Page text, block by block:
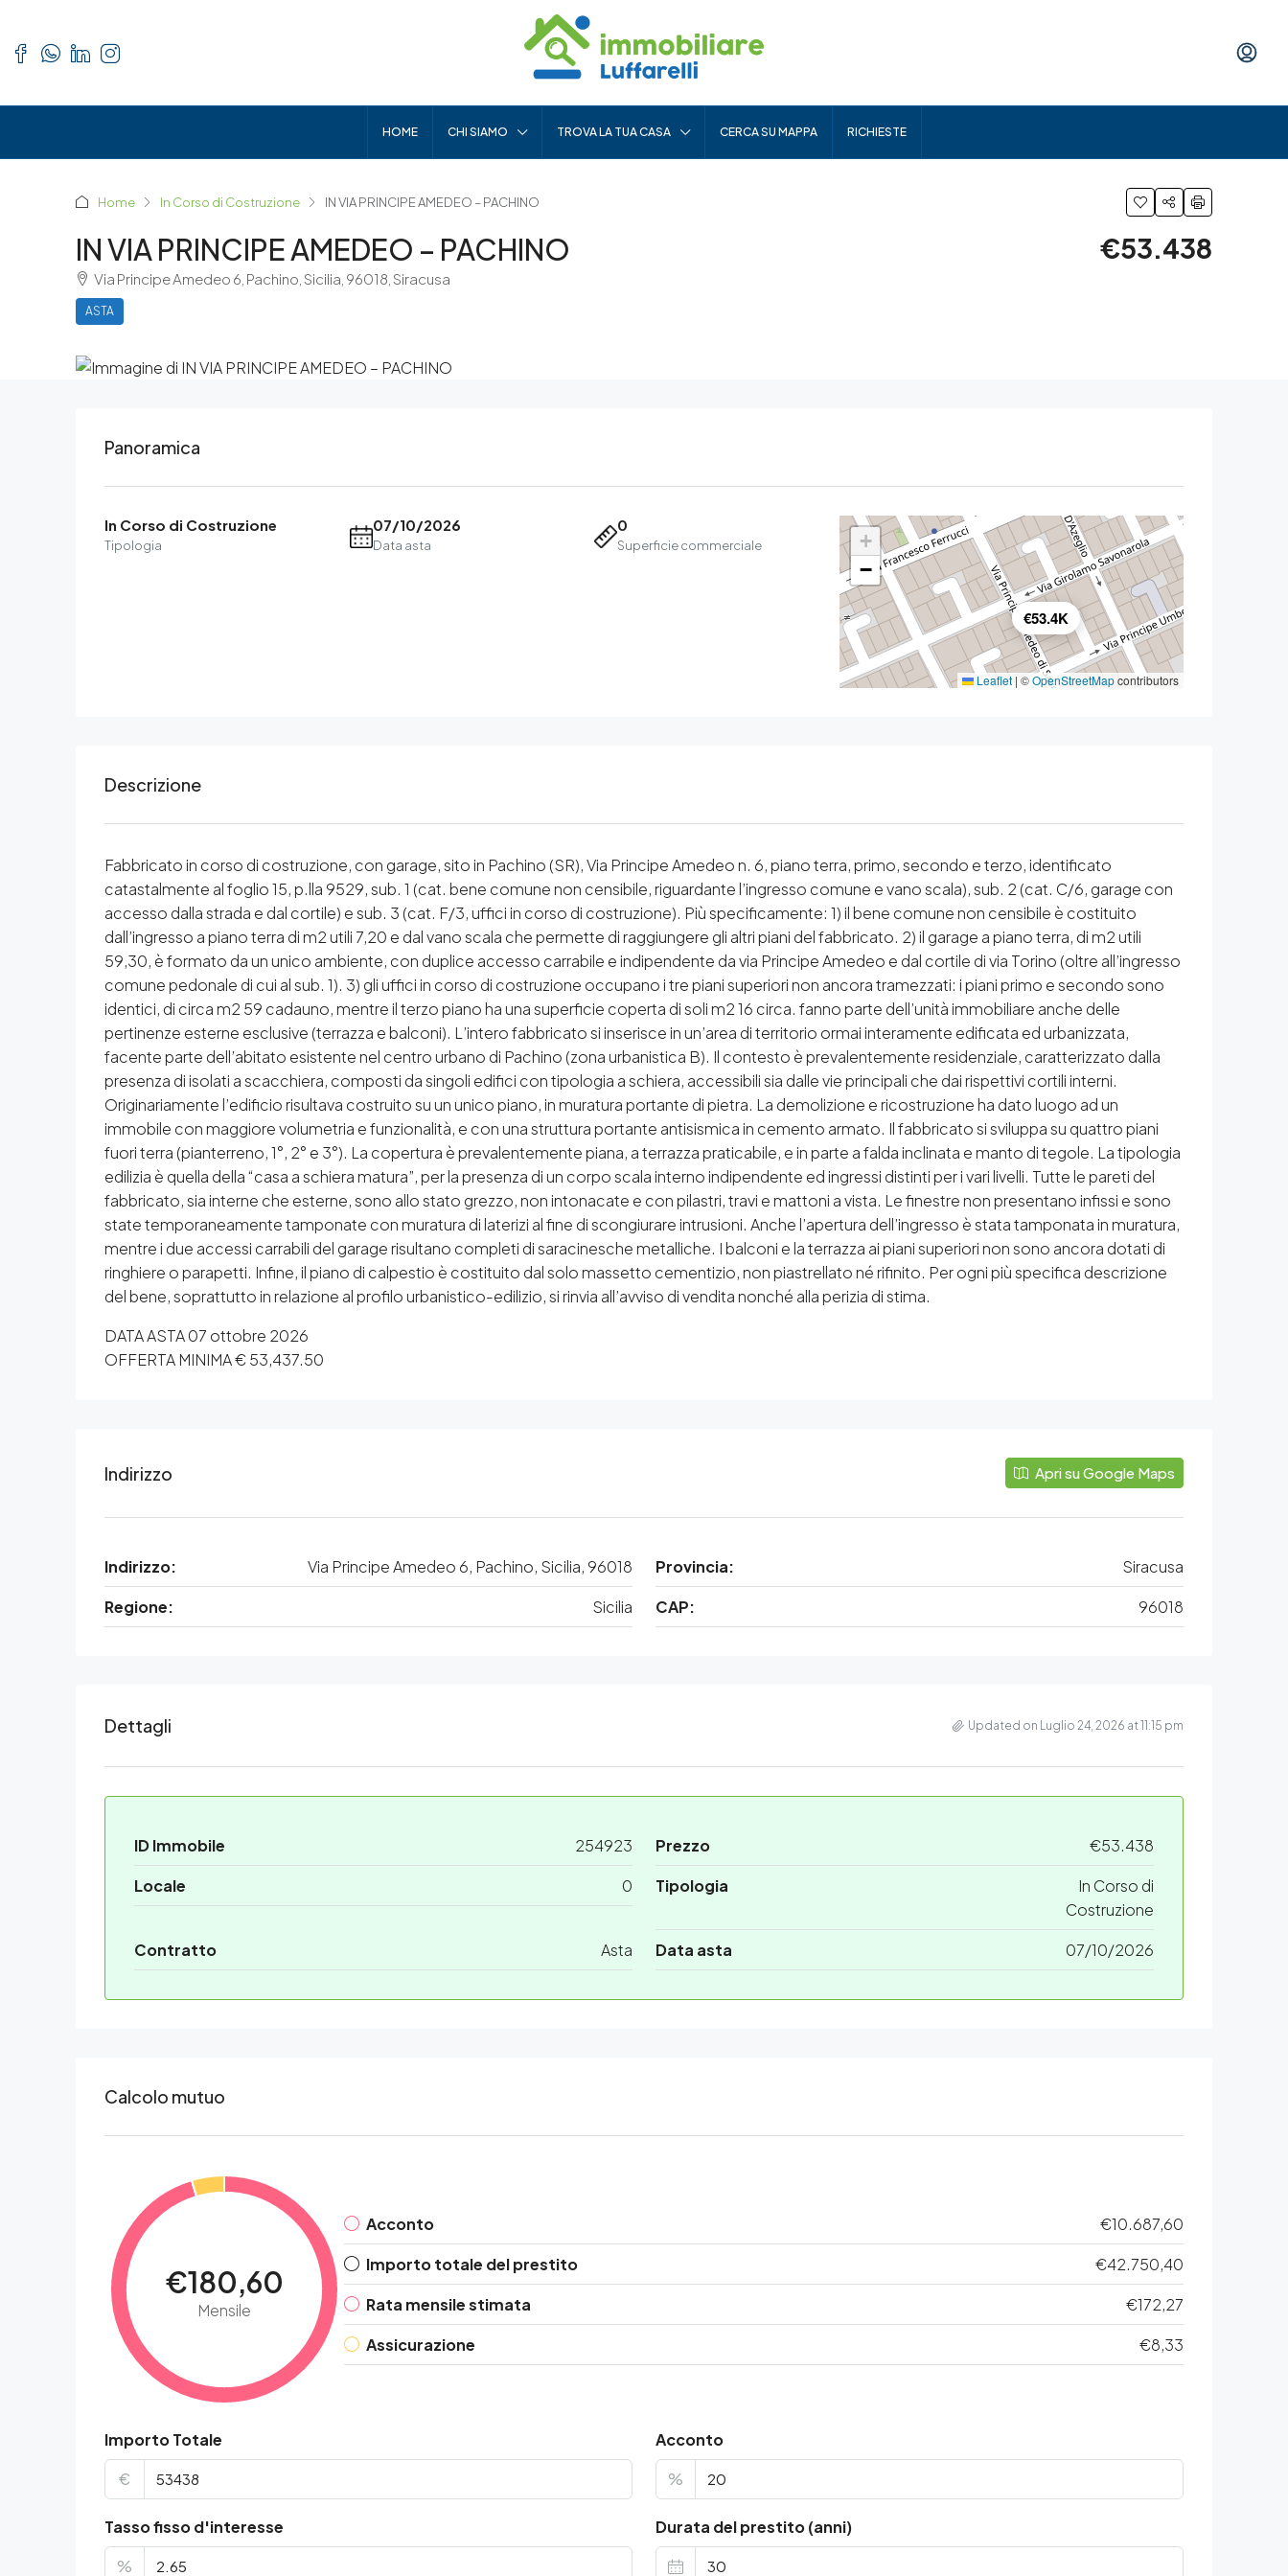
HOME CHI SIAMO TROVA LA TUA CASA CERCA SU MAPPA RICHIESTE
Home In Corso di Costruzione IN VIA PRINCIPE AMEDEO – PACHINO
IN VIA PRINCIPE AMEDEO – PACHINO
Via Principe Amedeo 6, Pachino, Sicilia, 96018, Siracusa
ASTA
€53.438
Panoramica
In Corso di Costruzione
Tipologia
07/10/2026
Data asta
0
Superficie commerciale
€53.4K
+
−
Leaflet | ©OpenStreetMapcontributors
Descrizione
Fabbricato in corso di costruzione, con garage, sito in Pachino (SR), Via Principe Amedeo n. 6, piano terra, primo, secondo e terzo, identificato
catastalmente al foglio 15, p.lla 9529, sub. 1 (cat. bene comune non censibile, riguardante l’ingresso comune e vano scala), sub. 2 (cat. C/6, garage con
accesso dalla strada e dal cortile) e sub. 3 (cat. F/3, uffici in corso di costruzione). Più specificamente: 1) il bene comune non censibile è costituito
dall’ingresso a piano terra di m2 utili 7,20 e dal vano scala che permette di raggiungere gli altri piani del fabbricato. 2) il garage a piano terra, di m2 utili
59,30, è formato da un unico ambiente, con duplice accesso carrabile e indipendente da via Principe Amedeo e dal cortile di via Torino (oltre all’ingresso
comune pedonale di cui al sub. 1). 3) gli uffici in corso di costruzione occupano i tre piani superiori non ancora tramezzati: i piani primo e secondo sono
identici, di circa m2 59 cadauno, mentre il terzo piano ha una superficie coperta di soli m2 16 circa. fanno parte dell’unità immobiliare anche delle
pertinenze esterne esclusive (terrazza e balconi). L’intero fabbricato si inserisce in un’area di territorio ormai interamente edificata ed urbanizzata,
facente parte dell’abitato esistente nel centro urbano di Pachino (zona urbanistica B). Il contesto è prevalentemente residenziale, caratterizzato dalla
presenza di isolati a scacchiera, composti da singoli edifici con tipologia a schiera, accessibili sia dalle vie principali che dai rispettivi cortili interni.
Originariamente l’edificio risultava costruito su un unico piano, in muratura portante di pietra. La demolizione e ricostruzione ha dato luogo ad un
immobile con maggiore volumetria e funzionalità, e con una struttura portante antisismica in cemento armato. Il fabbricato si sviluppa su quattro piani
fuori terra (pianterreno, 1°, 2° e 3°). La copertura è prevalentemente piana, a terrazza praticabile, e in parte a falda inclinata e manto di tegole. La tipologia
edilizia è quella della “casa a schiera matura”, per la presenza di un corpo scala interno indipendente ed ingressi distinti per i vari livelli. Tutte le pareti del
fabbricato, sia interne che esterne, sono allo stato grezzo, non intonacate e con pilastri, travi e mattoni a vista. Le finestre non presentano infissi e sono
state temporaneamente tamponate con muratura di laterizi al fine di scongiurare intrusioni. Anche l’apertura dell’ingresso è stata tamponata in muratura,
mentre i due accessi carrabili del garage risultano completi di saracinesche metalliche. I balconi e la terrazza ai piani superiori non sono ancora dotati di
ringhiere o parapetti. Infine, il piano di calpestio è costituito dal solo massetto cementizio, non piastrellato né rifinito. Per ogni più specifica descrizione
del bene, soprattutto in relazione al profilo urbanistico-edilizio, si rinvia all’avviso di vendita nonché alla perizia di stima.
DATA ASTA 07 ottobre 2026
OFFERTA MINIMA € 53,437.50
Indirizzo Apri su Google Maps
Indirizzo: Via Principe Amedeo 6, Pachino, Sicilia, 96018 Provincia:
Siracusa
Regione:
Sicilia CAP: 96018
Dettagli Updated on Luglio 24, 2026 at 11:15 pm
ID Immobile 254923 Prezzo
€53.438
Locale
0 Tipologia
In Corso di
Costruzione
Contratto
Asta Data asta 07/10/2026
Calcolo mutuo
€180,60
Mensile
Acconto
€10.687,60
Importo totale del prestito
€42.750,40
Rata mensile stimata
€172,27
Assicurazione
€8,33
Importo Totale
€
Acconto
%
Tasso fisso d'interesse
%
Durata del prestito (anni)